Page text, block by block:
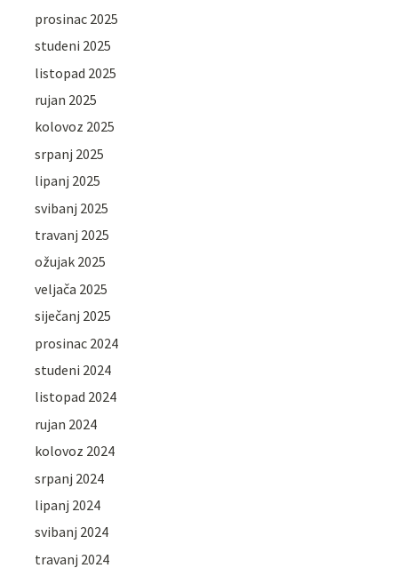
prosinac 2025
studeni 2025
listopad 2025
rujan 2025
kolovoz 2025
srpanj 2025
lipanj 2025
svibanj 2025
travanj 2025
ožujak 2025
veljača 2025
siječanj 2025
prosinac 2024
studeni 2024
listopad 2024
rujan 2024
kolovoz 2024
srpanj 2024
lipanj 2024
svibanj 2024
travanj 2024